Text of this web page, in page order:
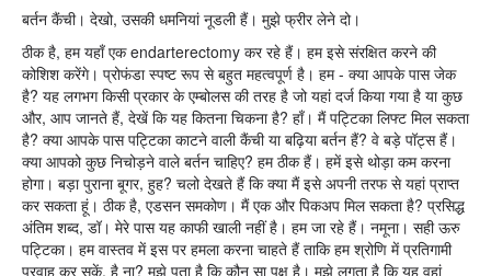
बर्तन कैंची। देखो, उसकी धमनियां नूडली हैं। मुझे फ्रीर लेने दो।
ठीक है, हम यहाँ एक endarterectomy कर रहे हैं। हम इसे संरक्षित करने की
कोशिश करेंगे। प्रोफंडा स्पष्ट रूप से बहुत महत्वपूर्ण है। हम - क्या आपके पास जेक
है? यह लगभग किसी प्रकार के एम्बोलस की तरह है जो यहां दर्ज किया गया है या कुछ
और, आप जानते हैं, देखें कि यह कितना चिकना है? हाँ। मैं पट्टिका लिफ्ट मिल सकता
है? क्या आपके पास पट्टिका काटने वाली कैंची या बढ़िया बर्तन हैं? वे बड़े पॉट्स हैं।
क्या आपको कुछ निचोड़ने वाले बर्तन चाहिए? हम ठीक हैं। हमें इसे थोड़ा कम करना
होगा। बड़ा पुराना बूगर, हुह? चलो देखते हैं कि क्या मैं इसे अपनी तरफ से यहां प्राप्त
कर सकता हूं। ठीक है, एडसन समकोण। मैं एक और पिकअप मिल सकता है? प्रसिद्ध
अंतिम शब्द, डॉ। मेरे पास यह काफी खाली नहीं है। हम जा रहे हैं। नमूना। सही ऊरु
पट्टिका। हम वास्तव में इस पर हमला करना चाहते हैं ताकि हम श्रोणि में प्रतिगामी
प्रवाह कर सकें, है ना? मुझे पता है कि कौन सा पक्ष है। मुझे लगता है कि यह वहां